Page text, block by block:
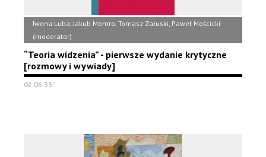
Iwona Luba, Jakub Momro, Tomasz Załuski, Paweł Mościcki
(moderator)
“Teoria widzenia” - pierwsze wydanie krytyczne
[rozmowy i wywiady]
02:06'33''